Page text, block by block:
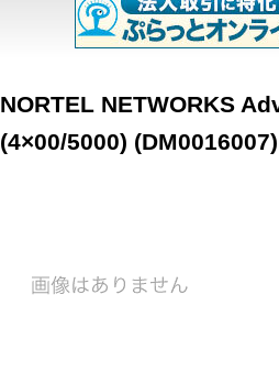
NORTEL NETWORKS
(4×00/5000) (DM0016007)